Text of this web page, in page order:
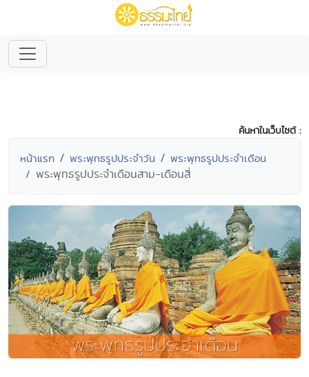
ค้นหาในเว็บไซต์ :
หน้าแรก พระพุทธรูปประจำวัน พระพุทธรูปประจำเดือน
พระพุทธรูปประจำเดือนสาม-เดือนสี่